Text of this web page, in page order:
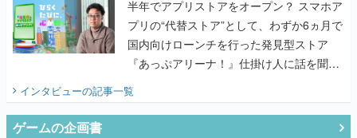
半年でアプリストアをオープン？ スマホア
プリの“代替ストア”として、わずか6ヵ月で
国内向けローンチを行った発見型ストア
『あっぷアリーナ！』仕掛け人に話を聞い
てみた
インタビューの記事一覧
ゲームの企画書